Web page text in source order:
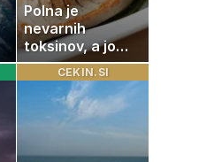
Polna je
nevarnih
toksinov, a jo
imamo vsi radi:
to je najbolj
nezdrava riba, ki
jo mnogi redno
CEKIN.SI